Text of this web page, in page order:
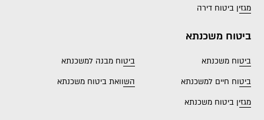
מגזין ביטוח דירה
ביטוח משכנתא
ביטוח משכנתא
ביטוח מבנה למשכנתא
ביטוח חיים למשכנתא
השוואת ביטוח משכנתא
מגזין ביטוח משכנתא